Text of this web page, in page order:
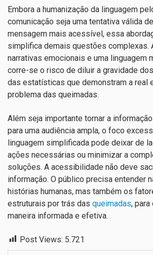
Embora a humanização da linguagem
comunicação seja uma tentativa válida
mensagem mais acessível, essa
simplifica demais questões complexas.
narrativas emocionais e uma linguagem
corre-se o risco de diluir a gravidade
das estatísticas que demonstram a real
problema das queimadas.
Além seja importante tornar a
para uma audiência ampla, o foco
linguagem simplificada pode deixar de
ações necessárias ou minimizar a
soluções. A acessibilidade não deve
informação. O público precisa entender
histórias humanas, mas também os
estruturais por trás das queimadas,
maneira informada e efetiva.
Post Views: 5.721